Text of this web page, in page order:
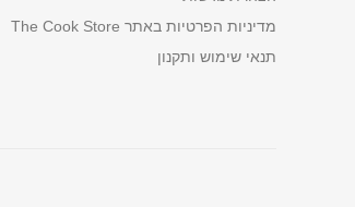
מדיניות הפרטיות באתר The Cook Store
תנאי שימוש ותקנון